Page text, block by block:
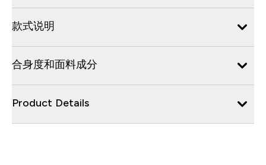
款式说明
合身度和面料成分
Product Details